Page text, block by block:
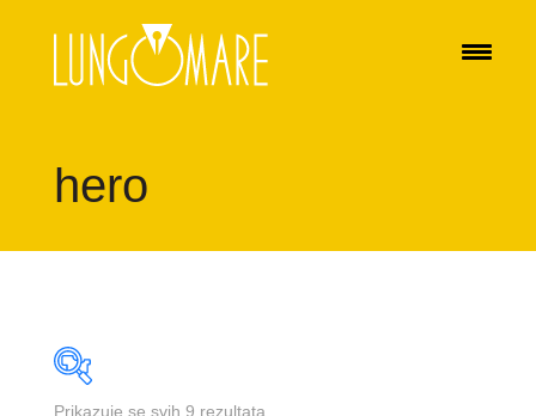
hero
Prikazuje se svih 9 rezultata